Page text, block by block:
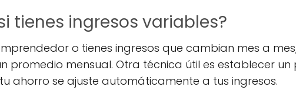
tienes ingresos variables?
o tienes ingresos que cambian mes a
promedio mensual. Otra técnica útil es establecer
ahorro se ajuste automáticamente a tus ingresos.